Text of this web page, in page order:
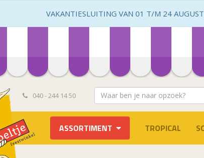
VAKANTIESLUITING VAN 01 T/M 24
040 - 244 14 50
ASSORTIMENT TROPICAL